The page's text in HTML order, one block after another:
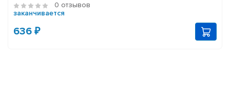
0 отзывов
заканчивается
636 ₽